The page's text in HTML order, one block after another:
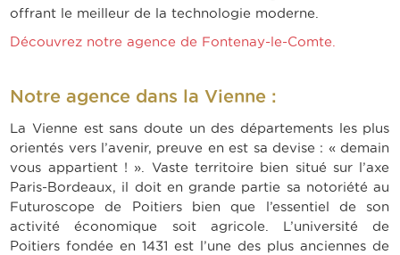
offrant le meilleur de la technologie moderne.
Découvrez notre agence de Fontenay-le-Comte.
Notre agence dans la Vienne :
La Vienne est sans doute un des départements les plus
orientés vers l’avenir, preuve en est sa devise : « demain
vous appartient ! ». Vaste territoire bien situé sur l’axe
Paris-Bordeaux, il doit en grande partie sa notoriété au
Futuroscope de Poitiers bien que l’essentiel de son
activité économique soit agricole. L’université de
Poitiers fondée en 1431 est l’une des plus anciennes de